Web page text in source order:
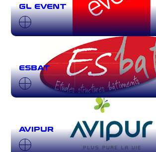
GL EVENT
ESBAT
AVIPUR